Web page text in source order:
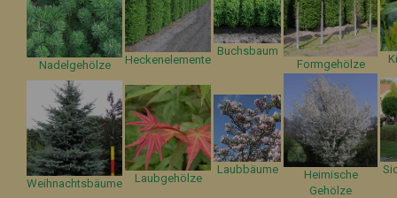
Nadelgehölze Heckenelemente
Buchsbaum
Formgehölze
Weihnachtsbäume Laubgehölze
Laubbäume
Heimische
Gehölze